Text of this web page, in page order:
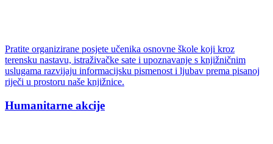
Pratite organizirane posjete učenika osnovne škole koji kroz
terensku nastavu, istraživačke sate i upoznavanje s knjižničnim
uslugama razvijaju informacijsku pismenost i ljubav prema pisanoj
riječi u prostoru naše knjižnice.
Humanitarne akcije